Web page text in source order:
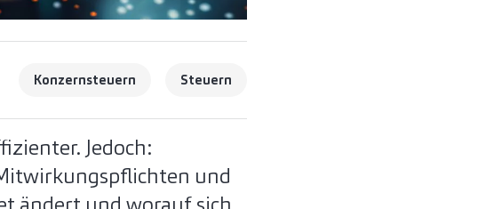
Konzernsteuern Steuern
Jedoch:
und